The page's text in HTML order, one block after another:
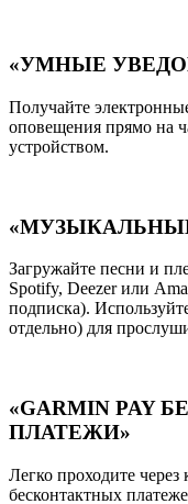
«УМНЫЕ
Получайте
оповещения прямо на
устройством.
Загружайте песни и
Spotify, Deezer или
подписка).
отдельно) для
«GARMIN PAY
ПЛАТЕЖИ»
Легко проходите
бесконтактных